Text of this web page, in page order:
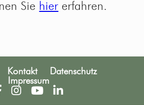
Sie hier erfahren.
Kontakt
Datenschutz
Impressum